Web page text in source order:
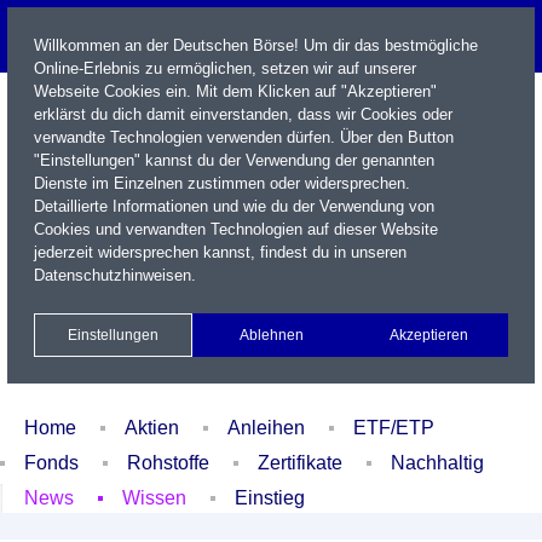
Name / WKN / ISIN / Kürzel
Xetra Realtime
Watchlist Portfolio Login
Home Aktien Anleihen
ETF/ETP
Fonds
Rohstoffe Zertifikate
Nachhaltig
News
Wissen Einstieg
Willkommen an der Deutschen Börse! Um dir das bestmögliche
Online-Erlebnis zu ermöglichen, setzen wir auf unserer
Webseite Cookies ein. Mit dem Klicken auf "Akzeptieren"
erklärst du dich damit einverstanden, dass wir Cookies oder
verwandte Technologien verwenden dürfen. Über den Button
"Einstellungen" kannst du der Verwendung der genannten
Dienste im Einzelnen zustimmen oder widersprechen.
Detaillierte Informationen und wie du der Verwendung von
Cookies und verwandten Technologien auf dieser Website
jederzeit widersprechen kannst, findest du in unseren
Datenschutzhinweisen.
Einstellungen Ablehnen Akzeptieren